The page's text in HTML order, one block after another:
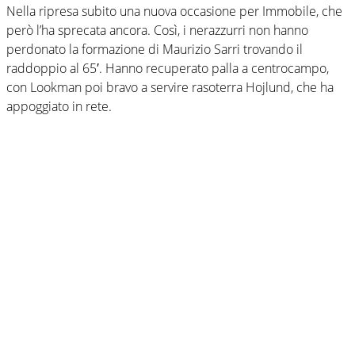
Nella ripresa subito una nuova occasione per Immobile, che
però l’ha sprecata ancora. Così, i nerazzurri non hanno
perdonato la formazione di Maurizio Sarri trovando il
raddoppio al 65′. Hanno recuperato palla a centrocampo,
con Lookman poi bravo a servire rasoterra Hojlund, che ha
appoggiato in rete.